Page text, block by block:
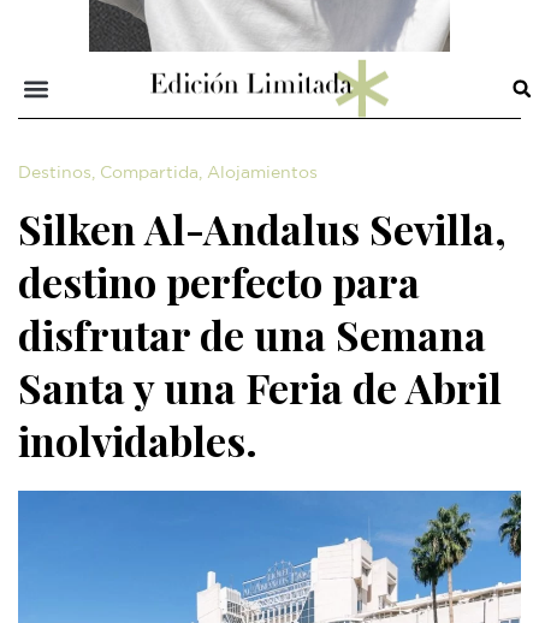
Destinos, Compartida, Alojamientos
Silken Al-Andalus Sevilla,
destino perfecto para
disfrutar de una Semana
Santa y una Feria de Abril
inolvidables.